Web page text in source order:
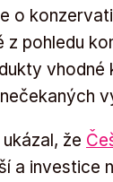
o
z pohledu
vhodné
že
a investice